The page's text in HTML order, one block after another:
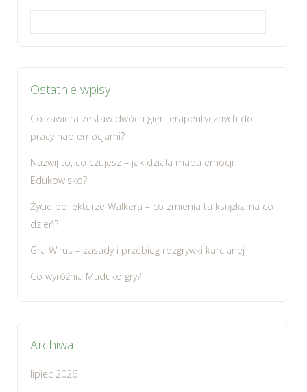
Ostatnie wpisy
Co zawiera zestaw dwóch gier terapeutycznych do
pracy nad emocjami?
Nazwij to, co czujesz – jak działa mapa emocji
Edukowisko?
Życie po lekturze Walkera – co zmienia ta książka na co
dzień?
Gra Wirus – zasady i przebieg rozgrywki karcianej
Co wyróżnia Muduko gry?
Archiwa
lipiec 2026